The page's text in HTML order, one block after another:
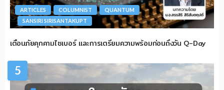
ARTICLES COLUMNIST
QUANTUM
SANSIRI SIRISANTAKUPT
เตือนภัยคุกคามไซเบอร์ และการเตรียมความพร้อมก่อนถึงวัน Q-Day
5